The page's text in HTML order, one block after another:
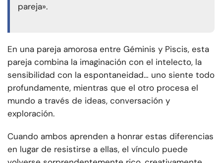
pareja».
En una pareja amorosa entre Géminis y Piscis, esta
pareja combina la imaginación con el intelecto, la
sensibilidad con la espontaneidad… uno siente todo
profundamente, mientras que el otro procesa el
mundo a través de ideas, conversación y
exploración.
Cuando ambos aprenden a honrar estas diferencias
en lugar de resistirse a ellas, el vínculo puede